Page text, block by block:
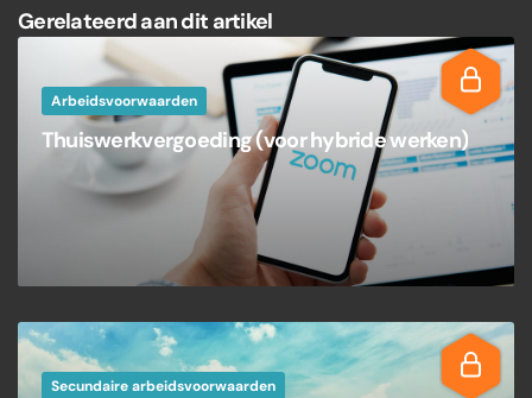
Gerelateerd aan dit artikel
Arbeidsvoorwaarden
Thuiswerkvergoeding (voor hybride werken)
Secundaire arbeidsvoorwaarden